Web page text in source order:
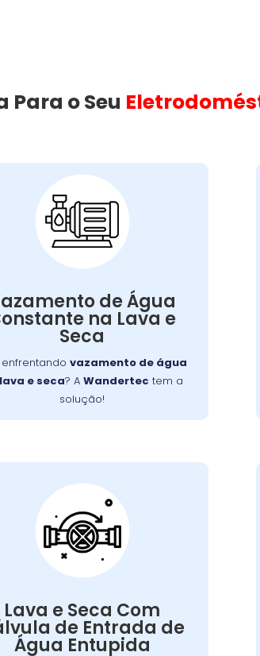
Para o Seu
de Água
na Lava e
Seca
enfrentandovazamento de água
e seca? A Wandertec tem a
solução!
Vazamento de
na Máquina
de Lavar:
ser causados por
problemas de vedação.
equipe
identifica a origem do vazamento
os reparos necessários para
futuros problemas. Confie na
Wandertec
Lava e Seca Com
de Entrada de
Água Entupida
de Entrada
Água Entupida
Válvulas de entrada entupidas
o fluxo adequado de água.
lavagem
. Na
Wandertec
ou
válvulas entupidas,
que sua máquina receba a